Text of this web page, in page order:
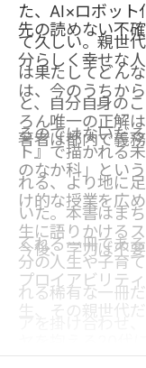
た、AI×ロボット
て久しい。親世
は果たしてどん
と、自分自身の
るのではないだ
先の読めない不
分らしく幸せな
は、今のうちか
ろん唯一の正解
ト』で描かれる
れる、より地に
いた。本書はま
くれる一冊であ
著者は都内で義
のなか科」とい
け的な授業を広
生に語りかける
分の人生や子育
れる稀有な一冊
い続けてきたか
今後、学力は不
プロイアビリテ
生、その親世代